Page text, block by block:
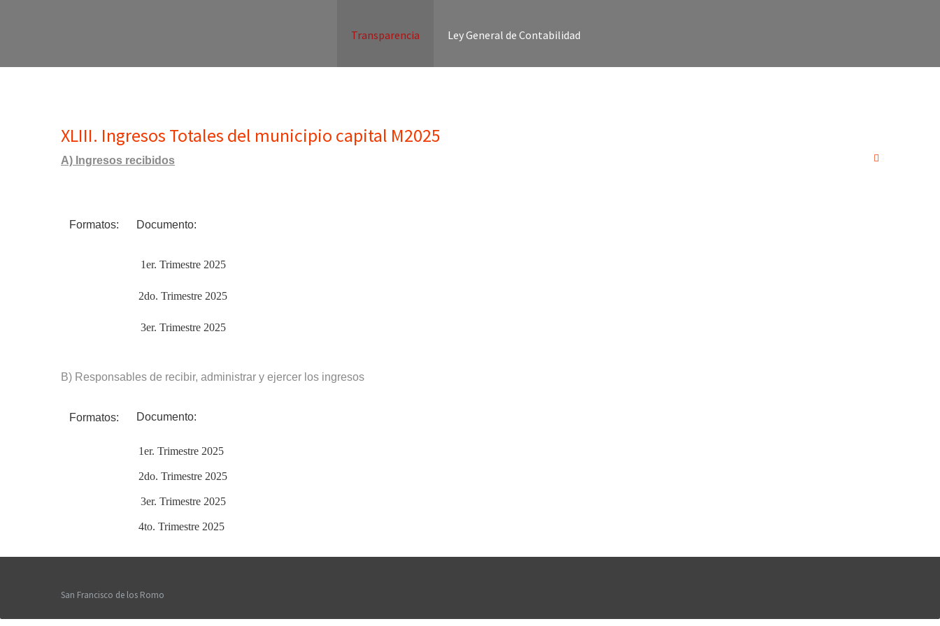
Transparencia Ley General de Contabilidad
XLIII. Ingresos Totales del municipio capital M2025
A) Ingresos recibidos
Formatos: Documento:
1er. Trimestre 2025
2do. Trimestre 2025
3er. Trimestre 2025
B) Responsables de recibir, administrar y ejercer los ingresos
Formatos: Documento:
1er. Trimestre 2025
2do. Trimestre 2025
3er. Trimestre 2025
4to. Trimestre 2025
San Francisco de los Romo